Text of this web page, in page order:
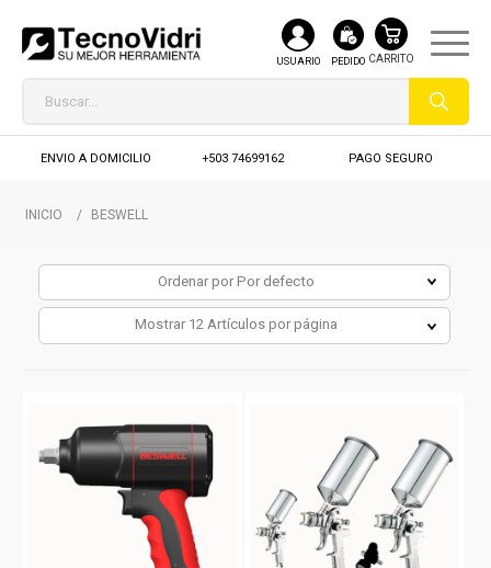
USUARIO PEDIDO
ENVIO A DOMICILIO +503 74699162 PAGO SEGURO
INICIO / BESWELL
Ordenar porPor defecto
Mostrar12 Artículos por página